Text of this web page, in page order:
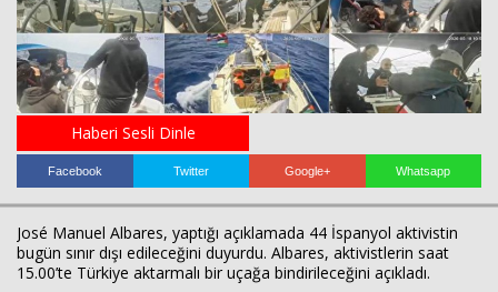
Haberi Sesli Dinle
Facebook Twitter Google+ Whatsapp
José Manuel Albares, yaptığı açıklamada 44 İspanyol aktivistin
bugün sınır dışı edileceğini duyurdu. Albares, aktivistlerin saat
15.00’te Türkiye aktarmalı bir uçağa bindirileceğini açıkladı.
İLETİŞİM
Haberin Doğru Adresi.